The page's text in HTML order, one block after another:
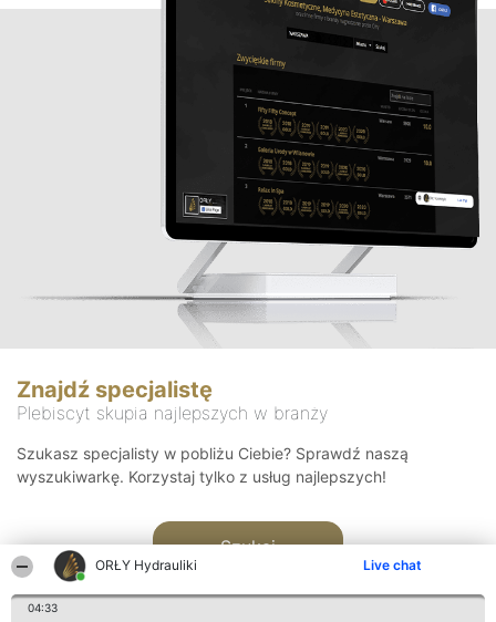
ORŁY Hydrauliki Live chat
04:33
Znajdź specjalistę
Plebiscyt skupia najlepszych w branży
Szukasz specjalisty w pobliżu Ciebie? Sprawdź naszą
wyszukiwarkę. Korzystaj tylko z usług najlepszych!
Szukaj